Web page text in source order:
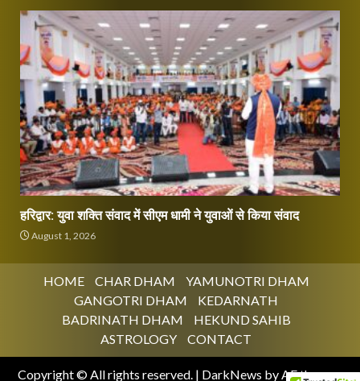
हरिद्वार: युवा शक्ति संवाद में सीएम धामी ने युवाओं से किया संवाद
August 1, 2026
HOME CHAR DHAM
YAMUNOTRI DHAM
GANGOTRI DHAM
KEDARNATH
BADRINATH DHAM
HEKUND SAHIB
ASTROLOGY
CONTACT
Copyright © All rights reserved. | DarkNews by AF themes.